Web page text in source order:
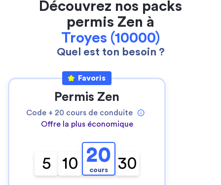
Découvrez nos packs
permis Zen à
Troyes (10000)
Quel est ton besoin ?
Favoris
Permis Zen
Code + 20 cours de conduite
Offre la plus économique
5 10 20
cours 30